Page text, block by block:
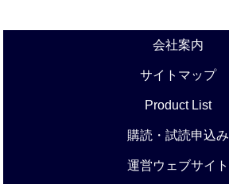
会社案内
サイトマップ
Product List
購読・試読申込み
運営ウェブサイト